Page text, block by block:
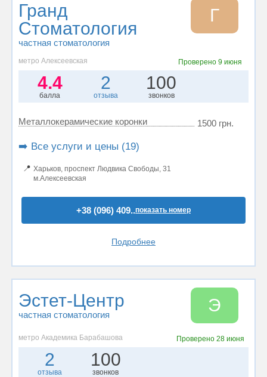
Гранд
Стоматология
частная стоматология
Г
метро Алексеевская Проверено9 июня
4.4
балла
2
отзыва
100
звонков
Металлокерамические коронки 1500 грн.
➡️ Все услуги и цены (19)
📍 Харьков, проспект Людвика Свободы, 31
м.Алексеевская
+38 (096) 409..показать номер
Подробнее
Эстет-Центр
частная стоматология Э
метро Академика Барабашова Проверено 28 июня
2
отзыва
100
звонков